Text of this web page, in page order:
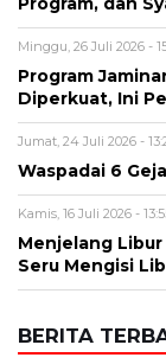
Menjelang Libur
Seru Mengisi
BERITA
Pendidikan
Hasil PPPK
Sudah Keluar,
Kode P/L di
Jumat, 7 Agu 2026 -
Viral
BPK Ungkap